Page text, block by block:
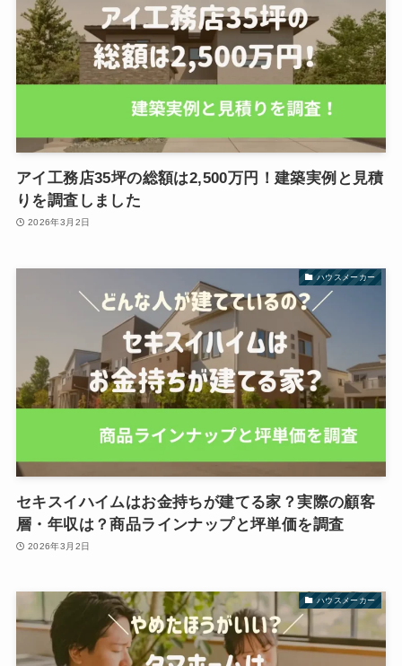
アイ工務店35坪の総額は2,500万円！建築実例と見積
りを調査しました
2026年3月2日
ハウスメーカー
セキスイハイムはお金持ちが建てる家？実際の顧客
層・年収は？商品ラインナップと坪単価を調査
2026年3月2日
ハウスメーカー